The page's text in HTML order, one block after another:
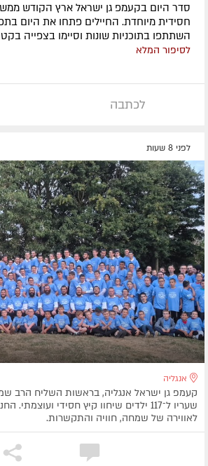
סדר היום בקעמפ גן ישראל ארץ הקודש
חסידית מיוחדת. החיילים פתחו את היום
השתתפו בתוכניות שונות וסיימו בצפייה
לסיפור המלא
לכתבה
לפני 8 שעות
אנגליה
קעמפ גן ישראל אנגליה, בראשות השליח הרב
לאווירה של שמחה, חוויה והתקשרות.